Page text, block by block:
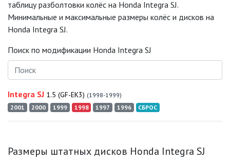
таблицу разболтовки колёс на Honda Integra SJ.
Минимальные и максимальные размеры колёс и дисков на
Honda Integra SJ.
Поиск по модификации Honda Integra SJ
Integra SJ 1.5 (GF-EK3) (1998-1999)
2001
2000 1999 1998 1997 1996 СБРОС
Размеры штатных дисков Honda Integra SJ